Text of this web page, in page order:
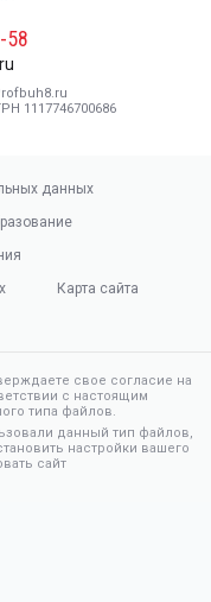
58
1117746700686
данных
Карта сайта
свое согласие на
с настоящим
типа файлов.
данный тип файлов,
настройки вашего
сайт